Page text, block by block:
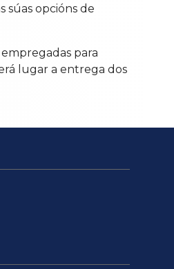
súas opcións de
para
lugar a entrega dos